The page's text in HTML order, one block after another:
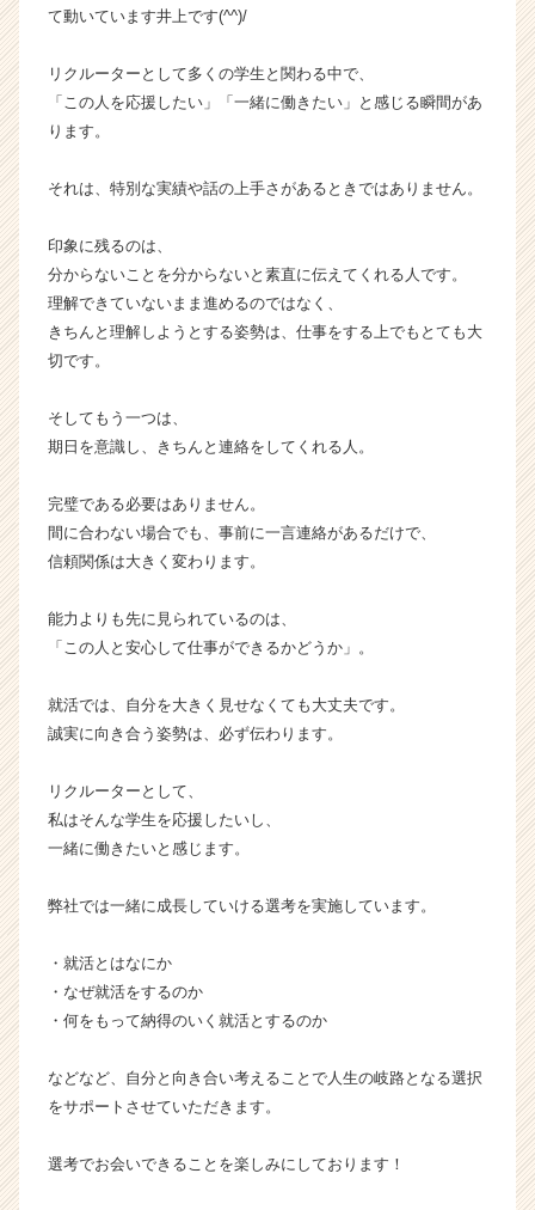
ラ
ン】
ベ
ャ
長
業
か
ウ
届
く
就
サ
イ
ア
キ
ア
（C
e
a
r
e
て動いています井上です(^^)/
リクルーターとして多くの学生と関わる中で、
「この人を応援したい」「一緒に働きたい」と感じる瞬間があ
ります。
それは、特別な実績や話の上手さがあるときではありません。
印象に残るのは、
分からないことを分からないと素直に伝えてくれる人です。
理解できていないまま進めるのではなく、
きちんと理解しようとする姿勢は、仕事をする上でもとても大
切です。
そしてもう一つは、
期日を意識し、きちんと連絡をしてくれる人。
完璧である必要はありません。
間に合わない場合でも、事前に一言連絡があるだけで、
信頼関係は大きく変わります。
能力よりも先に見られているのは、
「この人と安心して仕事ができるかどうか」。
就活では、自分を大きく見せなくても大丈夫です。
誠実に向き合う姿勢は、必ず伝わります。
リクルーターとして、
私はそんな学生を応援したいし、
一緒に働きたいと感じます。
弊社では一緒に成長していける選考を実施しています。
・就活とはなにか
・なぜ就活をするのか
・何をもって納得のいく就活とするのか
などなど、自分と向き合い考えることで人生の岐路となる選択
をサポートさせていただきます。
選考でお会いできることを楽しみにしております！